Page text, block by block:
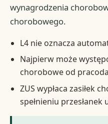
wynagrodzenia
chorobowego.
L4 nie oznacza
Najpierw może
chorobowe od
ZUS wypłaca zasiłek
spełnieniu przesłanek